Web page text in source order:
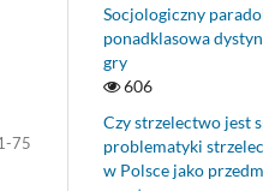
75
Socjologiczny
ponadklasowa
gry
606
Czy strzelectwo jest
problematyki
w Polsce jako